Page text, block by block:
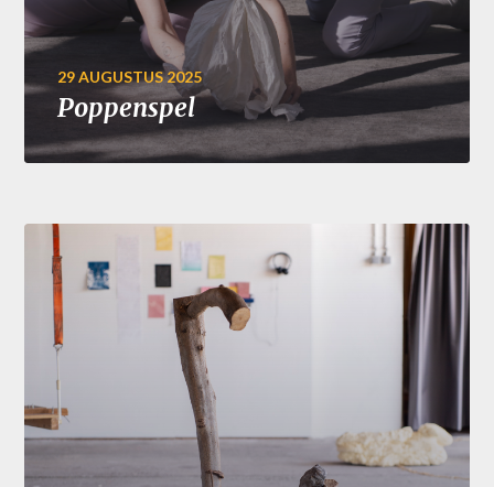
29 AUGUSTUS 2025
Poppenspel